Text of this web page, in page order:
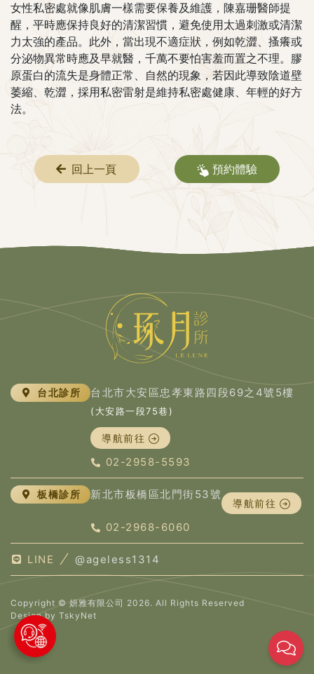
女性私密處就像肌膚一樣需要保養及維護，陳嘉珊醫師提
醒，平時應保持良好的清潔習慣，避免使用太過刺激或清潔
力太強的產品。此外，當出現不適症狀，例如乾澀、搔癢或
分泌物異常時應及早就醫，千萬不要怕害羞而置之不理。膠
原蛋白的流失是身體正常、自然的現象，若因此導致陰道壁
萎縮、乾澀，採用私密雷射是維持私密處健康、年輕的好方
法。
回上一頁 預約體驗
台北診所 台北市大安區忠孝東路四段69之4號5樓
(大安路一段75巷)
導航前往
02-2958-5593
板橋診所 新北市板橋區北門街53號
導航前往
02-2968-6060
LINE @ageless1314
Copyright © 妍雅有限公司 2026. All Rights Reserved
Design by TskyNet